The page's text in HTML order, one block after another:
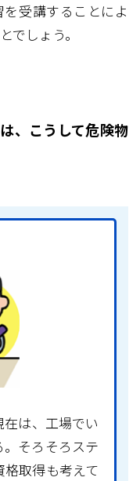
受講することによ
でしょう。
、こうして危険物
は、工場でい
そろそろステ
取得も考えて